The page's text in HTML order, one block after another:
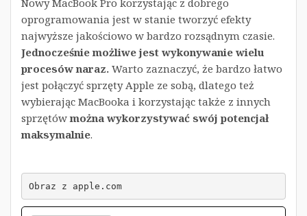
Nowy MacBook Pro korzystając z dobrego
oprogramowania jest w stanie tworzyć efekty
najwyższe jakościowo w bardzo rozsądnym czasie.
Jednocześnie możliwe jest wykonywanie wielu
procesów naraz. Warto zaznaczyć, że bardzo łatwo
jest połączyć sprzęty Apple ze sobą, dlatego też
wybierając MacBooka i korzystając także z innych
sprzętówmożna wykorzystywać swój potencjał
maksymalnie.
Obraz z apple.com